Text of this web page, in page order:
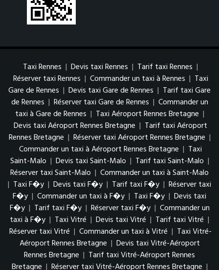
Taxi Rennes | Devis taxi Rennes | Tarif taxi Rennes |
Réserver taxi Rennes | Commander un taxi à Rennes | Taxi
Gare de Rennes | Devis taxi Gare de Rennes | Tarif taxi Gare
de Rennes | Réserver taxi Gare de Rennes | Commander un
taxi à Gare de Rennes | Taxi Aéroport Rennes Bretagne |
Devis taxi Aéroport Rennes Bretagne | Tarif taxi Aéroport
Rennes Bretagne | Réserver taxi Aéroport Rennes Bretagne |
Commander un taxi à Aéroport Rennes Bretagne | Taxi
Saint-Malo | Devis taxi Saint-Malo | Tarif taxi Saint-Malo |
Réserver taxi Saint-Malo | Commander un taxi à Saint-Malo
| Taxi F�y | Devis taxi F�y | Tarif taxi F�y | Réserver taxi
F�y | Commander un taxi à F�y | Taxi F�y | Devis taxi
F�y | Tarif taxi F�y | Réserver taxi F�y | Commander un
taxi à F�y | Taxi Vitré | Devis taxi Vitré | Tarif taxi Vitré |
Réserver taxi Vitré | Commander un taxi à Vitré | Taxi Vitré-
Aéroport Rennes Bretagne | Devis taxi Vitré-Aéroport
Rennes Bretagne | Tarif taxi Vitré-Aéroport Rennes
Bretagne | Réserver taxi Vitré-Aéroport Rennes Bretagne |